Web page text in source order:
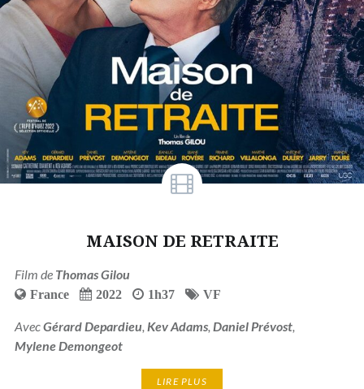
MAISON DE RETRAITE
Film de Thomas Gilou
France 2022 1h37 VF
AvecGérard Depardieu Kev Adams, Daniel Prévost,
Mylene Demongeot
LIRE PLUS